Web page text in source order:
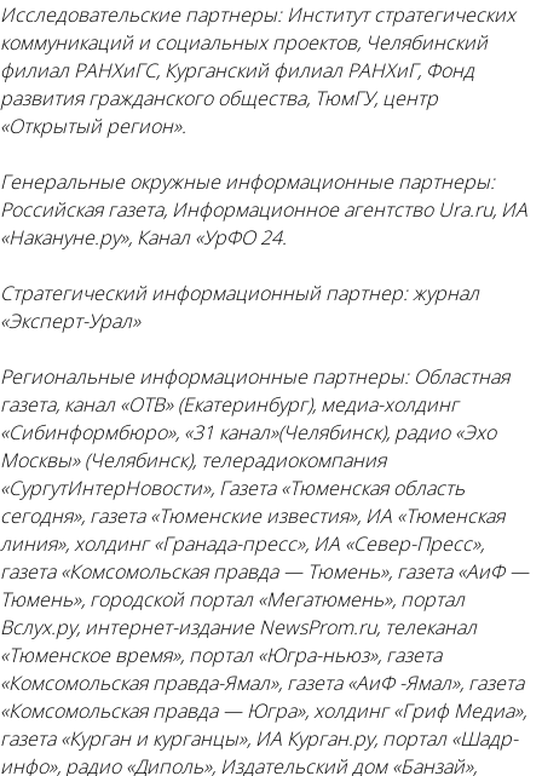
Исследовательские партнеры: Институт стратегических
коммуникаций и социальных проектов, Челябинский
филиал РАНХиГС, Курганский филиал РАНХиГ, Фонд
развития гражданского общества, ТюмГУ, центр
«Открытый регион».
Генеральные окружные информационные партнеры:
Российская газета, Информационное агентство Ura.ru, ИА
«Накануне.ру», Канал «УрФО 24.
Стратегический информационный партнер:журнал
«Эксперт-Урал»
Региональные информационные партнеры: Областная
газета, канал «ОТВ» (Екатеринбург), медиа-холдинг
«Сибинформбюро», «31 канал»(Челябинск), радио «Эхо
Москвы» (Челябинск), телерадиокомпания
«СургутИнтерНовости», Газета «Тюменская область
сегодня», газета «Тюменские известия», ИА «Тюменская
линия», холдинг «Гранада-пресс», ИА «Север-Пресс»,
газета «Комсомольская правда — Тюмень», газета «АиФ —
Тюмень», городской портал «Мегатюмень», портал
Вслух.ру, интернет-издание NewsProm.ru, телеканал
«Тюменское время», портал «Югра-ньюз», газета
«Комсомольская правда-Ямал», газета «АиФ -Ямал», газета
«Комсомольская правда — Югра», холдинг «Гриф Медиа»,
газета «Курган и курганцы», ИА Курган.ру, портал «Шадр-
инфо», радио «Диполь», Издательский дом «Банзай»,